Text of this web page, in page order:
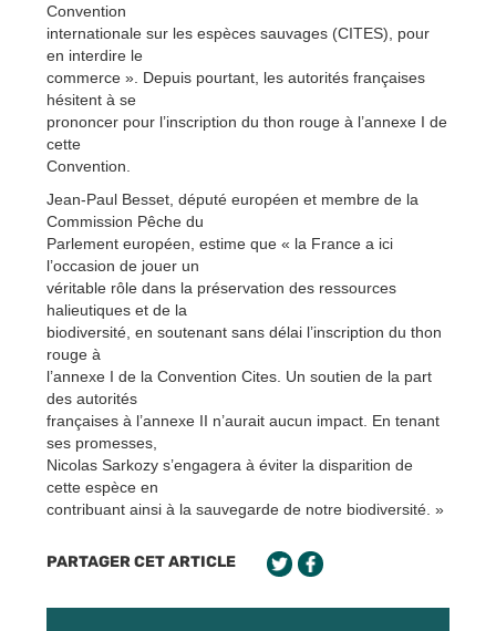
Convention
internationale sur les espèces sauvages (CITES), pour
en interdire le
commerce ». Depuis pourtant, les autorités françaises
hésitent à se
prononcer pour l’inscription du thon rouge à l’annexe I de
cette
Convention.
Jean-Paul Besset, député européen et membre de la
Commission Pêche du
Parlement européen, estime que « la France a ici
l’occasion de jouer un
véritable rôle dans la préservation des ressources
halieutiques et de la
biodiversité, en soutenant sans délai l’inscription du thon
rouge à
l’annexe I de la Convention Cites. Un soutien de la part
des autorités
françaises à l’annexe II n’aurait aucun impact. En tenant
ses promesses,
Nicolas Sarkozy s’engagera à éviter la disparition de
cette espèce en
contribuant ainsi à la sauvegarde de notre biodiversité. »
PARTAGER CET ARTICLE